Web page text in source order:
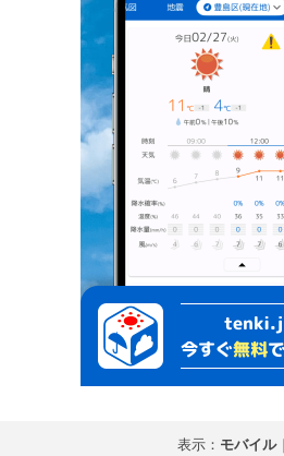
表示： モバイル｜